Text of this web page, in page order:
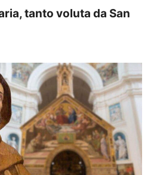
tanto voluta da San